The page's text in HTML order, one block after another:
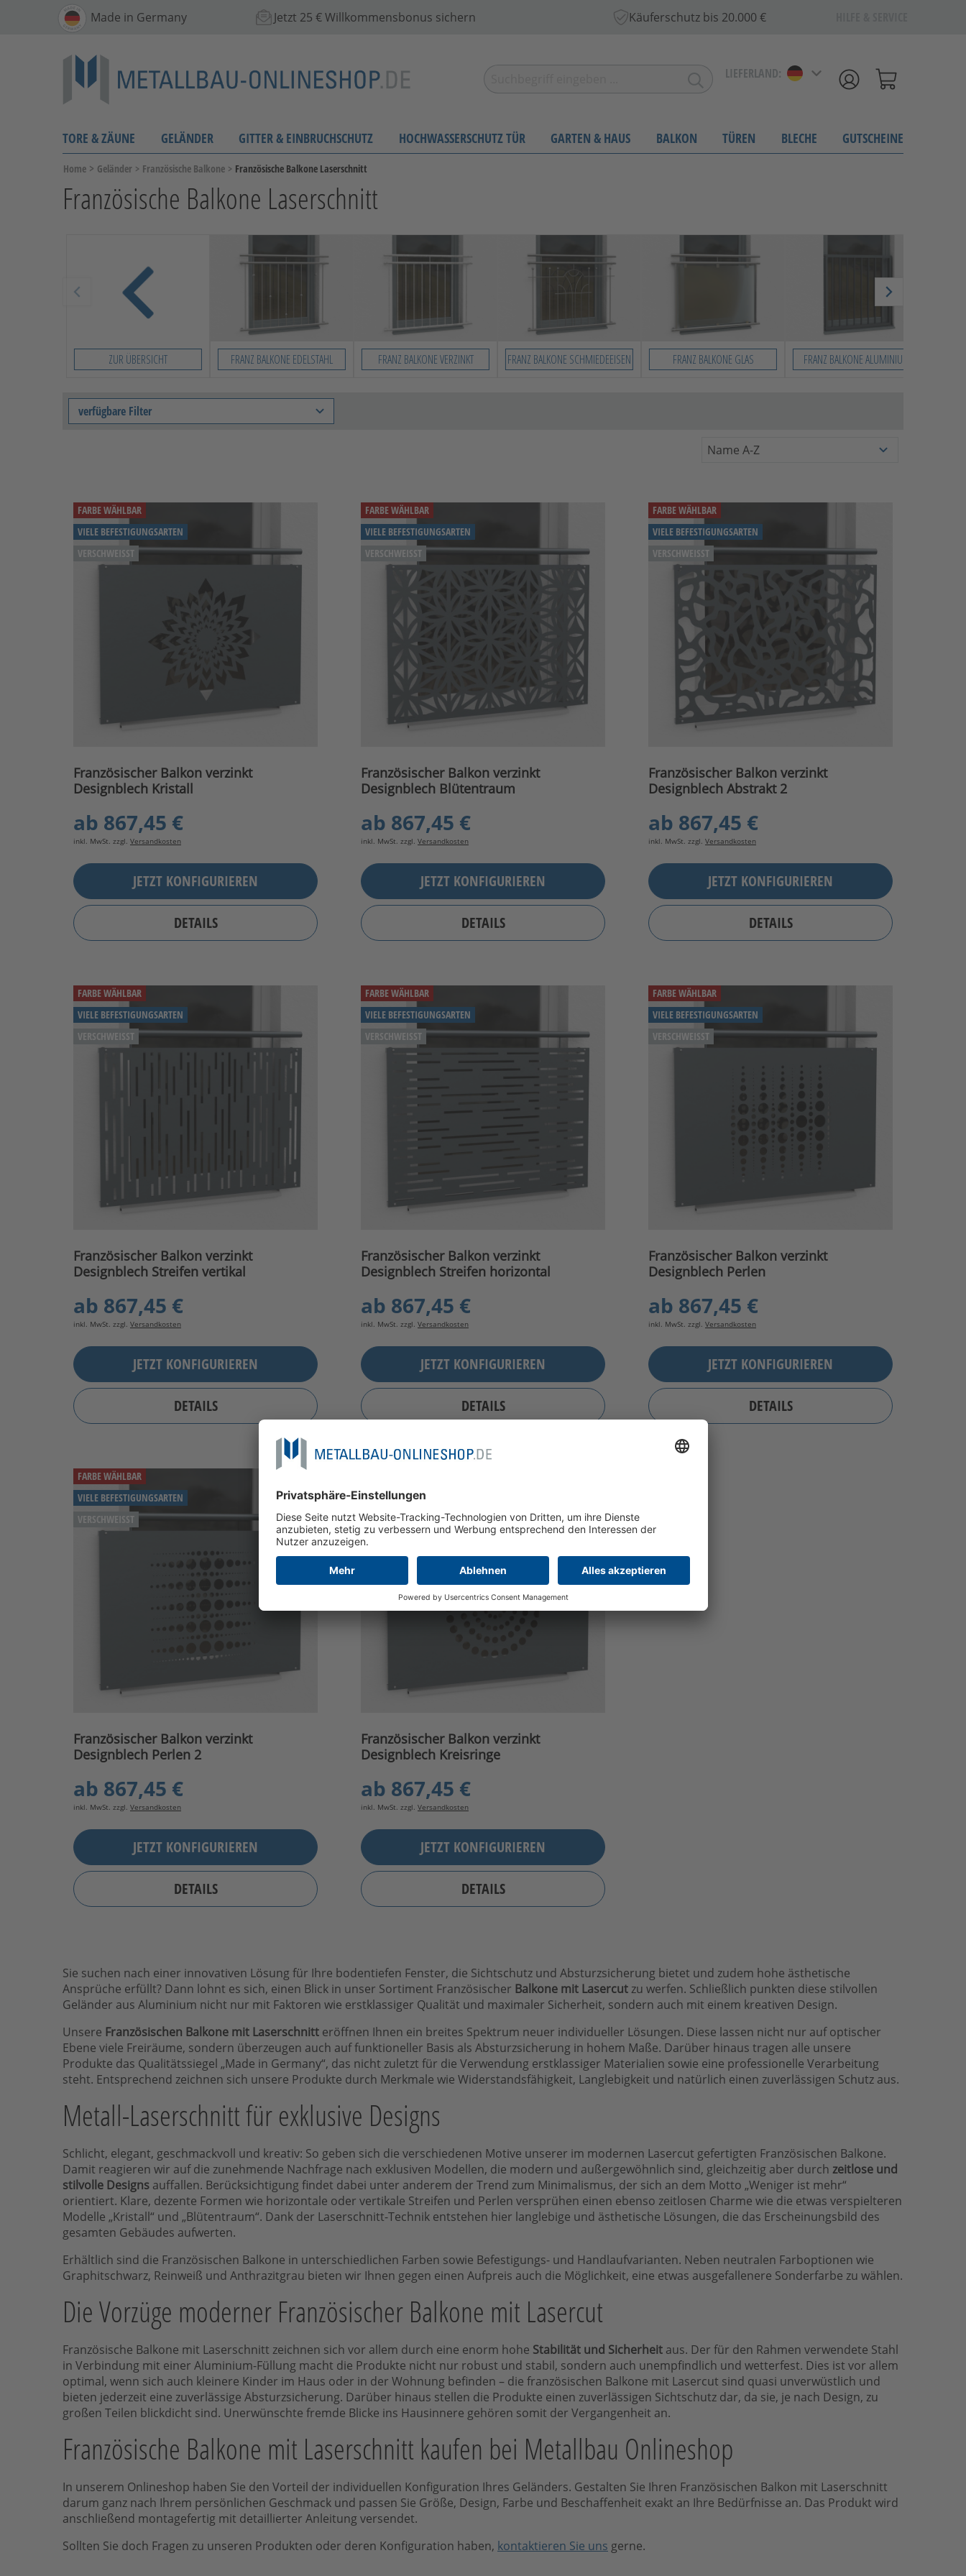
Made in Germany Jetzt 25 € Willkommensbonus sichern Käuferschutz bis 20.000 €
LIEFERLAND:
TORE & ZÄUNE GELÄNDER GITTER & EINBRUCHSCHUTZ HOCHWASSERSCHUTZ TÜR GARTEN & HAUS BALKON TÜREN BLECHE GUTSCHEINE
Home > Geländer > Französische Balkone > Französische Balkone Laserschnitt
Französische Balkone Laserschnitt
ZUR ÜBERSICHT FRANZ BALKONE EDELSTAHL FRANZ BALKONE VERZINKT FRANZ BALKONE SCHMIEDEEISEN FRANZ BALKONE GLAS FRANZ BALKONE ALUMINIUM
verfügbare Filter
FARBE WÄHLBAR
VIELE BEFESTIGUNGSARTEN
VERSCHWEISST
Französischer Balkon verzinkt
Designblech Kristall
ab 867,45 €
inkl. MwSt. zzgl. Versandkosten
JETZT KONFIGURIEREN
DETAILS
FARBE WÄHLBAR
VIELE BEFESTIGUNGSARTEN
VERSCHWEISST
Französischer Balkon verzinkt
Designblech Blütentraum
ab 867,45 €
inkl. MwSt. zzgl. Versandkosten
JETZT KONFIGURIEREN
DETAILS
FARBE WÄHLBAR
VIELE BEFESTIGUNGSARTEN
VERSCHWEISST
Französischer Balkon verzinkt
Designblech Abstrakt 2
ab 867,45 €
inkl. MwSt. zzgl. Versandkosten
JETZT KONFIGURIEREN
DETAILS
FARBE WÄHLBAR
VIELE BEFESTIGUNGSARTEN
VERSCHWEISST
Französischer Balkon verzinkt
Designblech Streifen vertikal
ab 867,45 €
inkl. MwSt. zzgl. Versandkosten
JETZT KONFIGURIEREN
DETAILS
FARBE WÄHLBAR
VIELE BEFESTIGUNGSARTEN
VERSCHWEISST
Französischer Balkon verzinkt
Designblech Streifen horizontal
ab 867,45 €
inkl. MwSt. zzgl. Versandkosten
JETZT KONFIGURIEREN
DETAILS
FARBE WÄHLBAR
VIELE BEFESTIGUNGSARTEN
VERSCHWEISST
Französischer Balkon verzinkt
Designblech Perlen
ab 867,45 €
inkl. MwSt. zzgl. Versandkosten
JETZT KONFIGURIEREN
DETAILS
FARBE WÄHLBAR
VIELE BEFESTIGUNGSARTEN
VERSCHWEISST
Französischer Balkon verzinkt
Designblech Perlen 2
ab 867,45 €
inkl. MwSt. zzgl. Versandkosten
JETZT KONFIGURIEREN
DETAILS
VIELE BEFESTIGUNGSARTEN
VERSCHWEISST
Französischer Balkon verzinkt
Designblech Kreisringe
ab 867,45 €
inkl. MwSt. zzgl. Versandkosten
JETZT KONFIGURIEREN
DETAILS
Sie suchen nach einer innovativen Lösung für Ihre bodentiefen Fenster, die Sichtschutz und Absturzsicherung bietet und zudem hohe ästhetische
Ansprüche erfüllt? Dann lohnt es sich, einen Blick in unser Sortiment Französischer Balkone mit Lasercutzu werfen. Schließlich punkten diese stilvollen
Geländer aus Aluminium nicht nur mit Faktoren wie erstklassiger Qualität und maximaler Sicherheit, sondern auch mit einem kreativen Design.
Unsere Französischen Balkone mit Laserschnitt eröffnen Ihnen ein breites Spektrum neuer individueller Lösungen. Diese lassen nicht nur auf optischer
Ebene viele Freiräume, sondern überzeugen auch auf funktioneller Basis als Absturzsicherung in hohem Maße. Darüber hinaus tragen alle unsere
Produkte das Qualitätssiegel „Made in Germany“, das nicht zuletzt für die Verwendung erstklassiger Materialien sowie eine professionelle Verarbeitung
steht. Entsprechend zeichnen sich unsere Produkte durch Merkmale wie Widerstandsfähigkeit, Langlebigkeit und natürlich einen zuverlässigen Schutz aus.
Metall-Laserschnitt für exklusive Designs
Schlicht, elegant, geschmackvoll und kreativ: So geben sich die verschiedenen Motive unserer im modernen Lasercut gefertigten Französischen Balkone.
Damit reagieren wir auf die zunehmende Nachfrage nach exklusiven Modellen, die modern und außergewöhnlich sind, gleichzeitig aber durch zeitlose und
stilvolle Designs auffallen. Berücksichtigung findet dabei unter anderem der Trend zum Minimalismus, der sich an dem Motto „Weniger ist mehr“
orientiert. Klare, dezente Formen wie horizontale oder vertikale Streifen und Perlen versprühen einen ebenso zeitlosen Charme wie die etwas verspielteren
Modelle „Kristall“ und „Blütentraum“. Dank der Laserschnitt-Technik entstehen hier langlebige und ästhetische Lösungen, die das Erscheinungsbild des
gesamten Gebäudes aufwerten.
Erhältlich sind die Französischen Balkone in unterschiedlichen Farben sowie Befestigungs- und Handlaufvarianten. Neben neutralen Farboptionen wie
Graphitschwarz, Reinweiß und Anthrazitgrau bieten wir Ihnen gegen einen Aufpreis auch die Möglichkeit, eine etwas ausgefallenere Sonderfarbe zu wählen.
Die Vorzüge moderner Französischer Balkone mit Lasercut
Französische Balkone mit Laserschnitt zeichnen sich vor allem durch eine enorm hohe Stabilität und Sicherheit aus. Der für den Rahmen verwendete Stahl
in Verbindung mit einer Aluminium-Füllung macht die Produkte nicht nur robust und stabil, sondern auch unempfindlich und wetterfest. Dies ist vor allem
optimal, wenn sich auch kleinere Kinder im Haus oder in der Wohnung befinden – die französischen Balkone mit Lasercut sind quasi unverwüstlich und
bieten jederzeit eine zuverlässige Absturzsicherung. Darüber hinaus stellen die Produkte einen zuverlässigen Sichtschutz dar, da sie, je nach Design, zu
großen Teilen blickdicht sind. Unerwünschte fremde Blicke ins Hausinnere gehören somit der Vergangenheit an.
Französische Balkone mit Laserschnitt kaufen bei Metallbau Onlineshop
In unserem Onlineshop haben Sie den Vorteil der individuellen Konfiguration Ihres Geländers. Gestalten Sie Ihren Französischen Balkon mit Laserschnitt
darum ganz nach Ihrem persönlichen Geschmack und passen Sie Größe, Design, Farbe und Beschaffenheit exakt an Ihre Bedürfnisse an. Das Produkt wird
anschließend montagefertig mit detaillierter Anleitung versendet.
Sollten Sie doch Fragen zu unseren Produkten oder deren Konfiguration haben, kontaktieren Sie uns gerne.